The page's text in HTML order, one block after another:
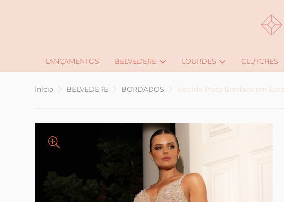
LANÇAMENTOS
BELVEDERE LOURDES CLUTCHES
Início BELVEDERE BORDADOS Vestido Prata Bordado em